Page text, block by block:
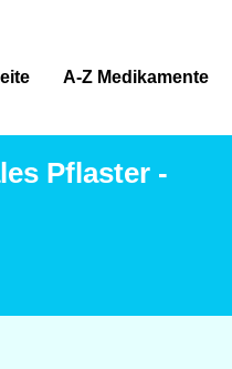
A-Z Medikamente
Pflaster -